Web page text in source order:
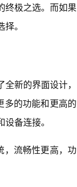
终极之选。而如果
。
新的界面设计，
多的功能和更高的
备连接。
，流畅性更高，功